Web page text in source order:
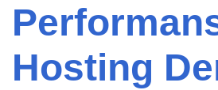
Hosting